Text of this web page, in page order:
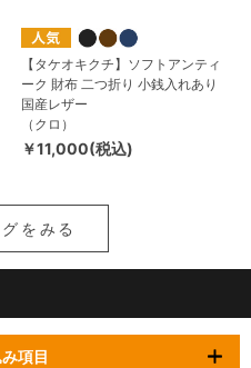
【タケオキクチ】ソフトアンティ
ーク 財布 二つ折り 小銭入れあり
国産レザー
（クロ）
￥11,000(税込)
をみる
項目